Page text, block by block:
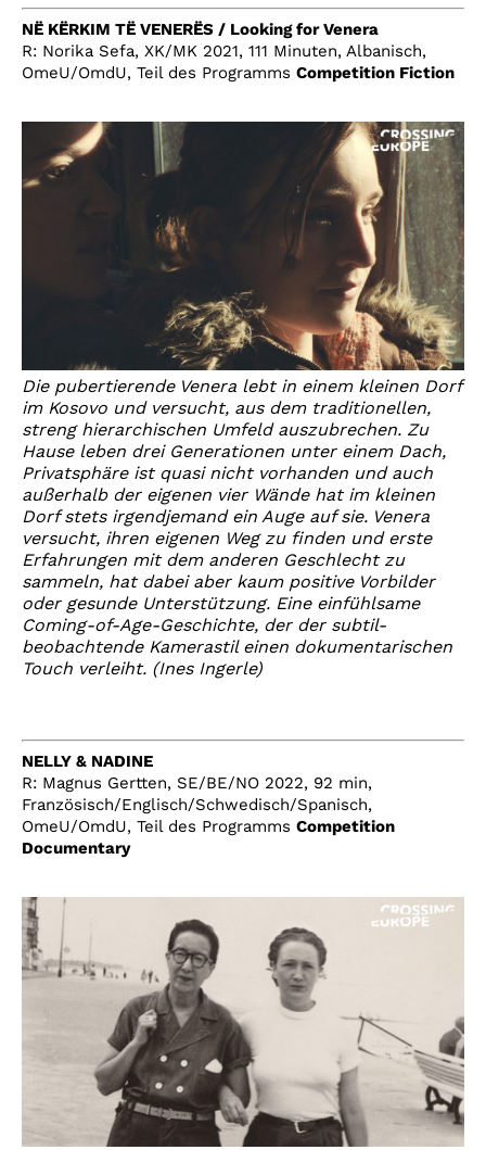
NË KËRKIM TË VENERËS / Looking for Venera
R: Norika Sefa, XK/MK 2021, 111 Minuten, Albanisch,
OmeU/OmdU, Teil des Programms Competition Fiction
Die pubertierende Venera lebt in einem kleinen Dorf
im Kosovo und versucht, aus dem traditionellen,
streng hierarchischen Umfeld auszubrechen. Zu
Hause leben drei Generationen unter einem Dach,
Privatsphäre ist quasi nicht vorhanden und auch
außerhalb der eigenen vier Wände hat im kleinen
Dorf stets irgendjemand ein Auge auf sie. Venera
versucht, ihren eigenen Weg zu finden und erste
Erfahrungen mit dem anderen Geschlecht zu
sammeln, hat dabei aber kaum positive Vorbilder
oder gesunde Unterstützung. Eine einfühlsame
Coming-of-Age-Geschichte, der der subtil-
beobachtende Kamerastil einen dokumentarischen
Touch verleiht. (Ines Ingerle)
NELLY & NADINE
R: Magnus Gertten, SE/BE/NO 2022, 92 min,
Französisch/Englisch/Schwedisch/Spanisch,
OmeU/OmdU, Teil des Programms Competition
Documentary